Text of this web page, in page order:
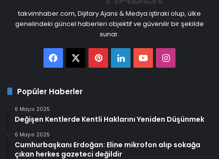
takvimhaber.com, Dijitary Ajans & Medya iştiraki olup, ülke
genelindeki güncel haberleri objektif ve güvenilir bir şekilde
sunar.
FacebookPinterest
LinkedInYouTubeInstagram
Popüler Haberler
6 Mayıs 2025
Değişen Kentlerde Kentli Haklarını Yeniden Düşünmek
6 Mayıs 2025
Cumhurbaşkanı Erdoğan: Eline mikrofon alıp sokağa
çıkan herkes gazeteci değildir